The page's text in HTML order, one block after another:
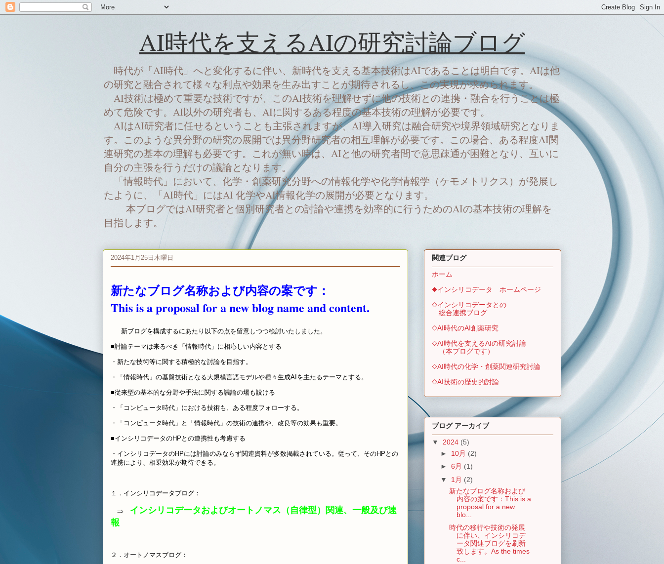
AI時代を支えるAIの研究討論ブログ
時代が「AI時代」へと変化するに伴い、新時代を支える基本技術はAIであることは明白です。AIは他
の研究と融合されて様々な利点や効果を生み出すことが期待されるし、この実現が求められます。
AI技術は極めて重要な技術ですが、このAI技術を理解せずに他の技術との連携・融合を行うことは極
めて危険です。AI以外の研究者も、AIに関するある程度の基本技術の理解が必要です。
AIはAI研究者に任せるということも主張されますが、AI導入研究は融合研究や境界領域研究となりま
す。このような異分野の研究の展開では異分野研究者の相互理解が必要です。この場合、ある程度AI関
連研究の基本の理解も必要です。これが無い時は、AIと他の研究者間で意思疎通が困難となり、互いに
自分の主張を行うだけの議論となります。
「情報時代」において、化学・創薬研究分野への情報化学や化学情報学（ケモメトリクス）が発展し
たように、「AI時代」にはAI 化学やAI情報化学の展開が必要となります。
本ブログではAI研究者と個別研究者との討論や連携を効率的に行うためのAIの基本技術の理解を
目指します。
2024年1月25日木曜日
新たなブログ名称および内容の案です：
This is a proposal for a new blog name and content.
新ブログを構成するにあたり以下の点を留意しつつ検討いたしました。
■討論テーマは来るべき「情報時代」に相応しい内容とする
・新たな技術等に関する積極的な討論を目指す。
・「情報時代」の基盤技術となる大規模言語モデルや種々生成AIを主たるテーマとする。
■従来型の基本的な分野や手法に関する議論の場も設ける
・「コンピュータ時代」における技術も、ある程度フォローする。
・「コンピュータ時代」と「情報時代」の技術の連携や、改良等の効果も重要。
■インシリコデータのHPとの連携性も考慮する
・インシリコデータのHPには討論のみならず関連資料が多数掲載されている。従って、そのHPとの
連携により、相乗効果が期待できる。
１．インシリコデータブログ：
⇒ インシリコデータおよびオートノマス（自律型）関連、一般及び速
報
２．オートノマスブログ：
関連ブログ
ホーム
◆インシリコデータ ホームページ
◇インシリコデータとの
総合連携ブログ
◇AI時代のAI創薬研究
◇AI時代を支えるAIの研究討論
（本ブログです）
◇AI時代の化学・創薬関連研究討論
◇AI技術の歴史的討論
ブログ アーカイブ
▼ 2024 (5)
► 10月 (2)
► 6月 (1)
▼ 1月 (2)
新たなブログ名称および
内容の案です：This is a
proposal for a new
blo...
時代の移行や技術の発展
に伴い、インシリコデ
ータ関連ブログを刷新
致します。As the times
c...